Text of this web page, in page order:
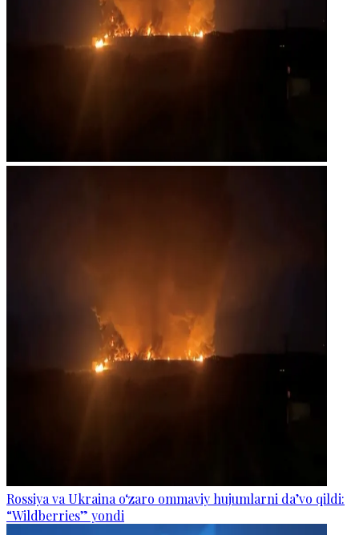
Rossiya va Ukraina o‘zaro ommaviy hujumlarni da’vo qildi:
“Wildberries” yondi